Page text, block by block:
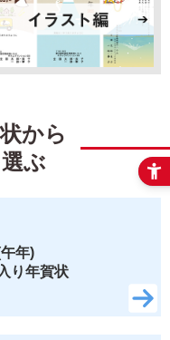
ミッキー＆フレンズ
ベイマックス
すみっコぐらし
いしよわちゃん
ちいかわ
から
ぶ
年)
り年賀状